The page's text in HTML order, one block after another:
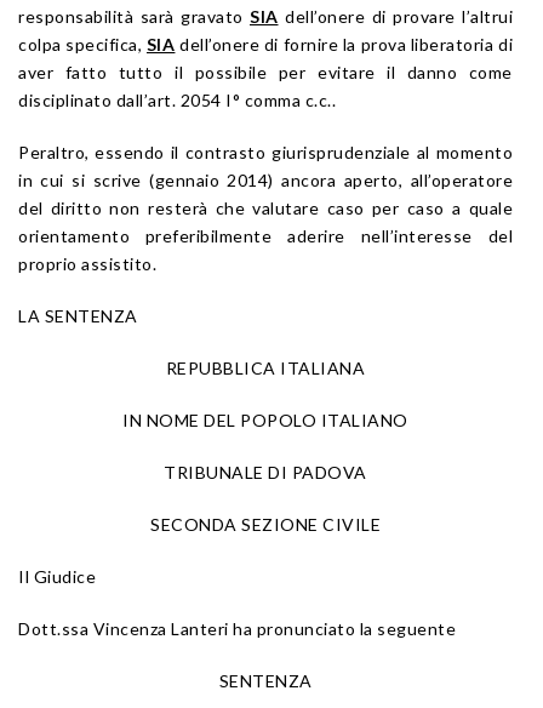
responsabilità sarà gravato SIA dell’onere di provare l’altrui
colpa specifica, SIA dell’onere di fornire la prova liberatoria di
aver fatto tutto il possibile per evitare il danno come
disciplinato dall’art. 2054 I° comma c.c..
Peraltro, essendo il contrasto giurisprudenziale al momento
in cui si scrive (gennaio 2014) ancora aperto, all’operatore
del diritto non resterà che valutare caso per caso a quale
orientamento preferibilmente aderire nell’interesse del
proprio assistito.
LA SENTENZA
REPUBBLICA ITALIANA
IN NOME DEL POPOLO ITALIANO
TRIBUNALE DI PADOVA
SECONDA SEZIONE CIVILE
Il Giudice
Dott.ssa Vincenza Lanteri ha pronunciato la seguente
SENTENZA